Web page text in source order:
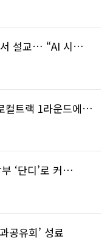
서 설교… “AI 시…
컬트랙 1라운드에…
‘단디’로 커…
공유회’ 성료